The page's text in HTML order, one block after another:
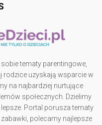
tematy parentingowe,
rodzice uzyskają wsparcie w
na najbardziej nurtujące
społecznych. Dzielimy
Portal porusza tematy
polecamy najlepsze